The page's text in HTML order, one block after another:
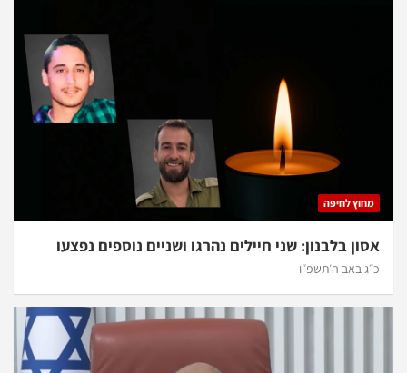
לחיפה
בלבנון: שני חיילים נהרגו ושניים נוספים נפצעו
באב ה׳תשפ״ו